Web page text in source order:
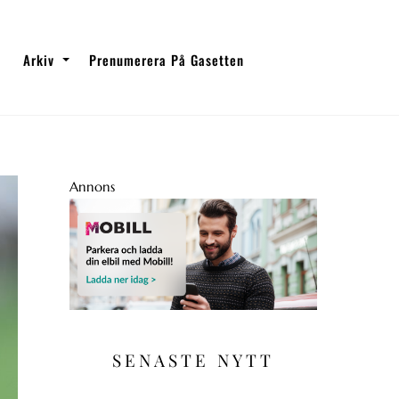
Arkiv Prenumerera På Gasetten
Annons
SENASTE NYTT